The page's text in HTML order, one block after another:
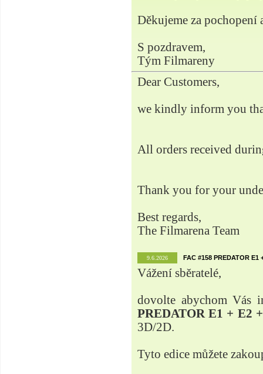
Děkujeme za
S pozdravem,
Tým Filmareny
Dear Customers,
we kindly inform you
All orders received
Thank you for your
Best regards,
The Filmarena Team
9.6.2026 FAC #158 PREDATOR E1
Vážení sběratelé,
dovolte abychom Vás
PREDATOR E1 + E2
3D/2D.
Tyto edice můžete